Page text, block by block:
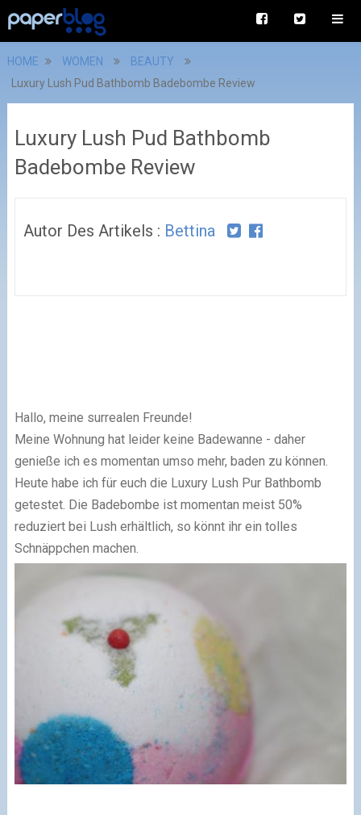
HOME WOMEN
BEAUTY
Luxury Lush Pud Bathbomb Badebombe Review
Luxury Lush Pud Bathbomb
Badebombe Review
Autor Des Artikels : Bettina
Hallo, meine surrealen Freunde!
Meine Wohnung hat leider keine Badewanne - daher
genieße ich es momentan umso mehr, baden zu können.
Heute habe ich für euch die Luxury Lush Pur Bathbomb
getestet. Die Badebombe ist momentan meist 50%
reduziert bei Lush erhältlich, so könnt ihr ein tolles
Schnäppchen machen.